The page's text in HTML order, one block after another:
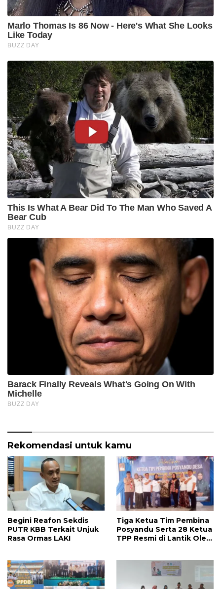
Rekomendasi untuk kamu
Begini Reafon Sekdis
PUTR KBB Terkait Unjuk
Rasa Ormas LAKI
Tiga Ketua Tim Pembina
Posyandu Serta 28 Ketua
TPP Resmi di Lantik Oleh